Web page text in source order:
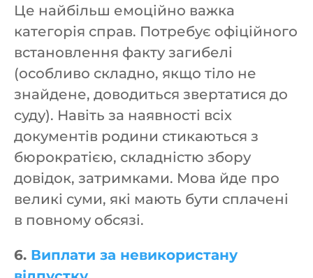
Це найбільш емоційно важка
категорія справ. Потребує офіційного
встановлення факту загибелі
(особливо складно, якщо тіло не
знайдене, доводиться звертатися до
суду). Навіть за наявності всіх
документів родини стикаються з
бюрократією, складністю збору
довідок, затримками. Мова йде про
великі суми, які мають бути сплачені
в повному обсязі.
6. Виплати за невикористану